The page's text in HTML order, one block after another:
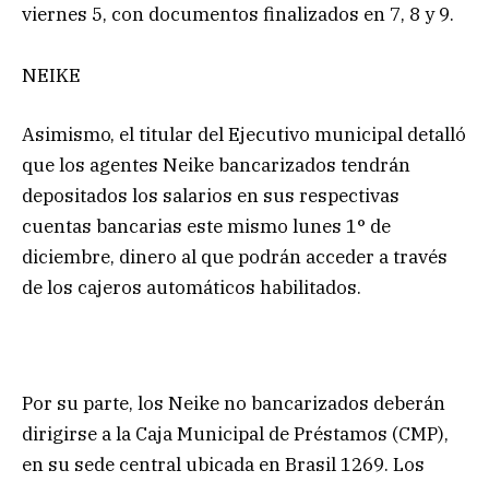
viernes 5, con documentos finalizados en 7, 8 y 9.
NEIKE
Asimismo, el titular del Ejecutivo municipal detalló
que los agentes Neike bancarizados tendrán
depositados los salarios en sus respectivas
cuentas bancarias este mismo lunes 1° de
diciembre, dinero al que podrán acceder a través
de los cajeros automáticos habilitados.
Por su parte, los Neike no bancarizados deberán
dirigirse a la Caja Municipal de Préstamos (CMP),
en su sede central ubicada en Brasil 1269. Los